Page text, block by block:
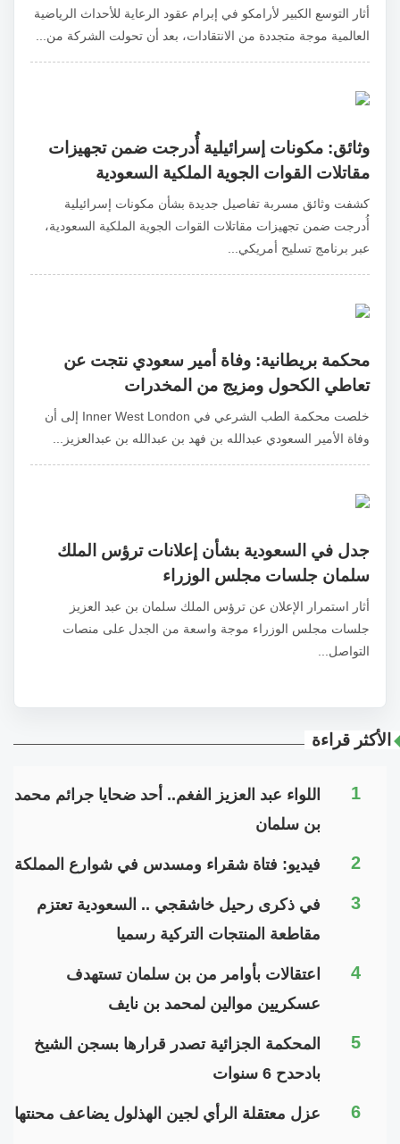
أثار التوسع الكبير لأرامكو في إبرام عقود الرعاية للأحداث الرياضية
العالمية موجة متجددة من الانتقادات، بعد أن تحولت الشركة من...
وثائق: مكونات إسرائيلية أُدرجت ضمن تجهيزات
مقاتلات القوات الجوية الملكية السعودية
كشفت وثائق مسربة تفاصيل جديدة بشأن مكونات إسرائيلية
أُدرجت ضمن تجهيزات مقاتلات القوات الجوية الملكية السعودية،
عبر برنامج تسليح أمريكي...
محكمة بريطانية: وفاة أمير سعودي نتجت عن
تعاطي الكحول ومزيج من المخدرات
خلصت محكمة الطب الشرعي في Inner West London إلى أن
وفاة الأمير السعودي عبدالله بن فهد بن عبدالله بن عبدالعزيز...
جدل في السعودية بشأن إعلانات ترؤس الملك
سلمان جلسات مجلس الوزراء
أثار استمرار الإعلان عن ترؤس الملك سلمان بن عبد العزيز
جلسات مجلس الوزراء موجة واسعة من الجدل على منصات
التواصل...
الأكثر قراءة
1
اللواء عبد العزيز الفغم.. أحد ضحايا جرائم محمد
بن سلمان
2 فيديو: فتاة شقراء ومسدس في شوارع المملكة
3
في ذكرى رحيل خاشقجي .. السعودية تعتزم
مقاطعة المنتجات التركية رسميا
4
اعتقالات بأوامر من بن سلمان تستهدف
عسكريين موالين لمحمد بن نايف
5
المحكمة الجزائية تصدر قرارها بسجن الشيخ
بادحدح 6 سنوات
6 عزل معتقلة الرأي لجين الهذلول يضاعف محنتها